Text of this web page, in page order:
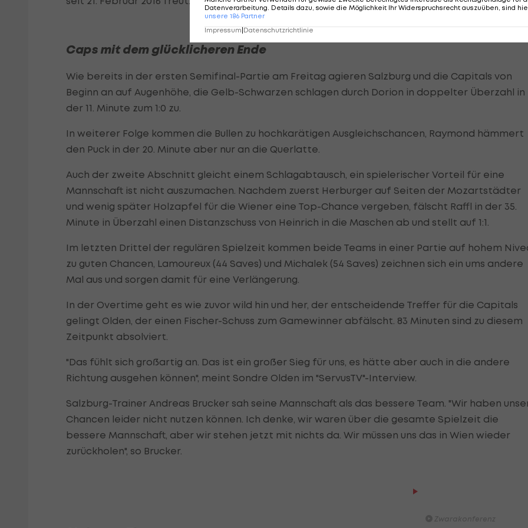
Caps mit dem glücklicheren Ende
Wie bereits in der ersten Semifinal-Partie am Freitag agieren Salzburg und die Capitals von
Beginn an auf Augenhöhe, die Gelb-Schwarzen schlagen durch Dorion in doppelter Überzahl in
der 11. Minute zum 1:0 zu.
In weiterer Folge kommen die Bullen zu hochkarätigen Ausgleichschancen, Raymond hämmert
den Puck in der 20. Minute aber nur an die Querlatte.
Auch der zweite Abschnitt gleicht einem Schlagabtausch, ein spielerischer Vorteil für eine
Mannschaft ist nicht auszumachen. Nachdem zuerst Herburger auf Seiten der Mozartstädter
und wenig später Holzapfel für die Wiener eine Top-Chance vergeben, fälscht Raffl in der 35.
Minute in Überzahl einen Distanzschuss von Heinrich in die Maschen ab und stellt auf 1:1.
Im letzten Drittel der regulären Spielzeit kommen beide Teams in einer Partie auf hohem
zu guten Chancen, Lamoureux (44 Saves) und Michalek (54 Saves) zeichnen sich ein ums andere
Mal aus und sorgen damit für eine Verlängerung.
In der Overtime geht es wie zuvor wild hin und her, der entscheidende Treffer für die Capitals
gelingt Olden, der einen Fischer-Schuss zum Gamewinner abfälscht. 83 Minuten sind zu diesem
Zeitpunkt absolviert.
"Das fühlt sich großartig an. Das ist ein großer Sieg für uns, es hätte aber auch in die andere
Richtung ausgehen können", meint Sondre Olden im "ServusTV"-Interview.
Salzburg-Trainer Andreas Brucker sah seine Mannschaft als das bessere Team. "Wir haben
Chancen leider nicht nutzen können. Ich denke, wir waren über die gesamte Spielzeit die
bessere Mannschaft, aber wir stehen jetzt mit nichts da. Wir müssen uns das in Wien wieder
zurückholen", so Brucker.
Datenverarbeitung. Details dazu, sowie die Möglichkeit Ihr Widerspruchsrecht auszuüben, sind
unsere 186 Partner
Impressum|Datenschutzrichtlinie